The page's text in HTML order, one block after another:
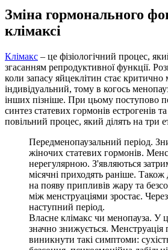
Зміна гормонального
клімаксі
Клімакс – це фізіологічний процес,
згасанням репродуктивної функції.
коли запасу яйцеклітин стає
індивідуальний, тому в когось
інших пізніше. При цьому поступово
синтез статевих гормонів естрогенів
повільний процес, який ділять на три
Передменопаузальний період.
жіночих статевих гормонів.
нерегулярною. З'являються
місячні приходять раніше. Також
на появу припливів жару та
між менструаціями зростає.
наступний період.
Власне клімакс чи менопауза. У
значно знижується.
виникнути такі симптоми: